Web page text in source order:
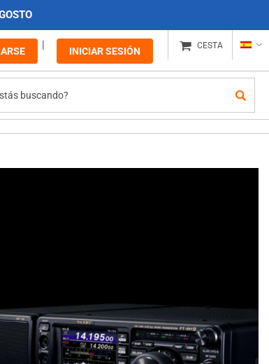
INICIAR SESIÓN CESTA